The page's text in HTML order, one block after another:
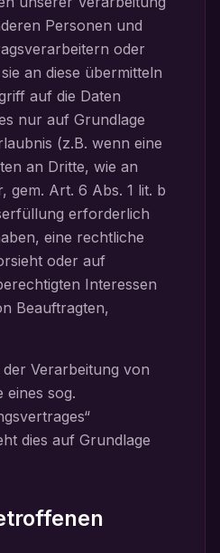
Personen und
oder
an diese übermitteln
auf die Daten
nur auf Grundlage
(z.B. wenn eine
an Dritte, wie an
gem. Art. 6 Abs. 1 lit. b
erforderlich
eine rechtliche
oder auf
Interessen
Beauftragten,
Verarbeitung von
eines sog.
dies auf Grundlage